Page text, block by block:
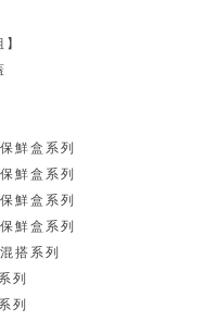
鮮盒系列
鮮盒系列
鮮盒系列
鮮盒系列
搭系列
列
列